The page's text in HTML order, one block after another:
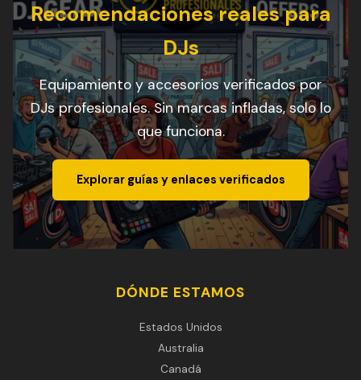
Recomendaciones reales para
DJs
Equipamiento y accesorios verificados por
DJs profesionales. Sin marcas infladas, solo lo
que funciona.
Explorar guías y enlaces verificados
DÓNDE ESTAMOS
Estados Unidos
Australia
Canadá